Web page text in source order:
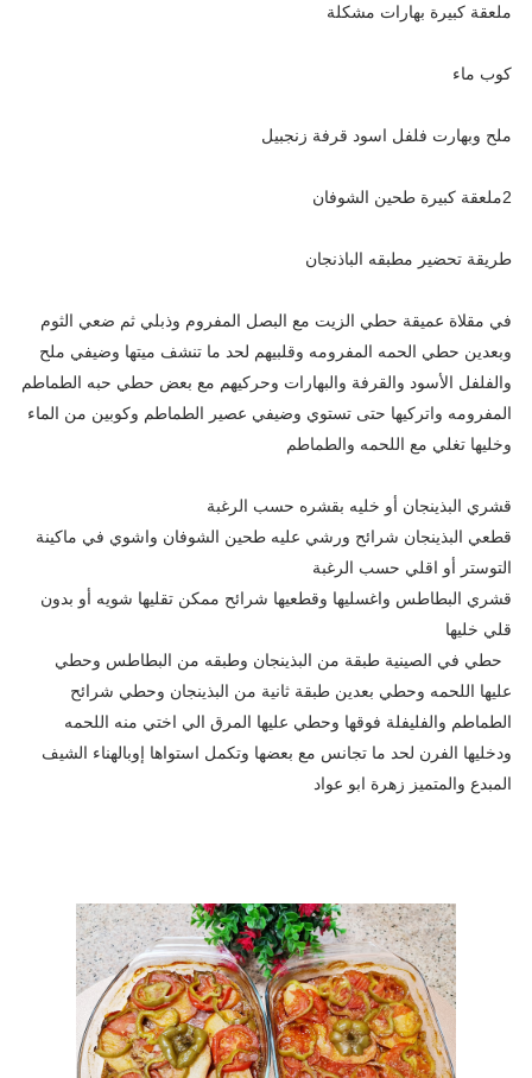
ملعقة كبيرة بهارات مشكلة
كوب ماء
ملح وبهارت فلفل اسود قرفة زنجبيل
2ملعقة كبيرة طحين الشوفان
طريقة تحضير مطبقه الباذنجان
في مقلاة عميقة حطي الزيت مع البصل المفروم وذبلي ثم ضعي الثوم
وبعدين حطي الحمه المفرومه وقلبيهم لحد ما تنشف ميتها وضيفي ملح
والفلفل الأسود والقرفة والبهارات وحركيهم مع بعض حطي حبه الطماطم
المفرومه واتركيها حتى تستوي وضيفي عصير الطماطم وكوبين من الماء
وخليها تغلي مع اللحمه والطماطم
قشري البذينجان أو خليه بقشره حسب الرغبة
قطعي البذينجان شرائح ورشي عليه طحين الشوفان واشوي في ماكينة
التوستر أو اقلي حسب الرغبة
قشري البطاطس واغسليها وقطعيها شرائح ممكن تقليها شويه أو بدون
قلي خليها
حطي في الصينية طبقة من البذينجان وطبقه من البطاطس وحطي
عليها اللحمه وحطي بعدين طبقة ثانية من البذينجان وحطي شرائح
الطماطم والفليفلة فوقها وحطي عليها المرق الي اختي منه اللحمه
ودخليها الفرن لحد ما تجانس مع بعضها وتكمل استواها إوبالهناء الشيف
المبدع والمتميز زهرة ابو عواد